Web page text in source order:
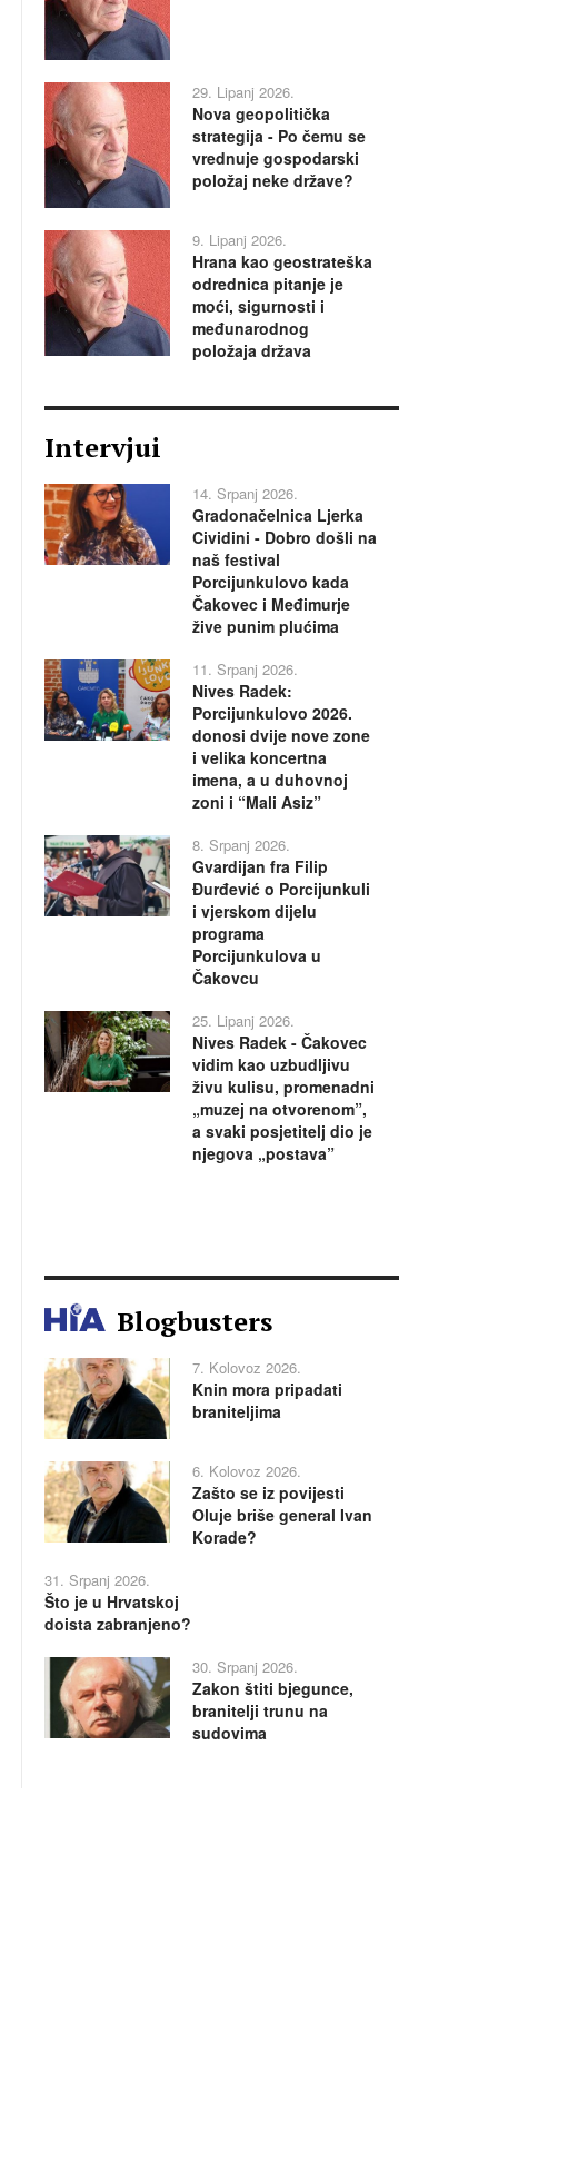
29. Lipanj 2026.
Nova geopolitička
strategija - Po čemu se
vrednuje gospodarski
položaj neke države?
9. Lipanj 2026.
Hrana kao geostrateška
odrednica pitanje je
moći, sigurnosti i
međunarodnog
položaja država
Intervjui
14. Srpanj 2026.
Gradonačelnica Ljerka
Cividini - Dobro došli na
naš festival
Porcijunkulovo kada
Čakovec i Međimurje
žive punim plućima
11. Srpanj 2026.
Nives Radek:
Porcijunkulovo 2026.
donosi dvije nove zone
i velika koncertna
imena, a u duhovnoj
zoni i “Mali Asiz”
8. Srpanj 2026.
Gvardijan fra Filip
Đurđević o Porcijunkuli
i vjerskom dijelu
programa
Porcijunkulova u
Čakovcu
25. Lipanj 2026.
Nives Radek - Čakovec
vidim kao uzbudljivu
živu kulisu, promenadni
„muzej na otvorenom”,
a svaki posjetitelj dio je
njegova „postava”
Blogbusters
7. Kolovoz 2026.
Knin mora pripadati
braniteljima
6. Kolovoz 2026.
Zašto se iz povijesti
Oluje briše general Ivan
Korade?
31. Srpanj 2026.
Što je u Hrvatskoj
doista zabranjeno?
30. Srpanj 2026.
Zakon štiti bjegunce,
branitelji trunu na
sudovima